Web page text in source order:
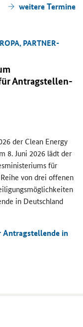
wei­te­re Ter­mi­ne
PART­NER­
An­trag­stel­len­
der Clean Energy
8. Juni 2026 lädt der
für
von drei of­fe­nen
in Deutsch­land
Antragstellende in